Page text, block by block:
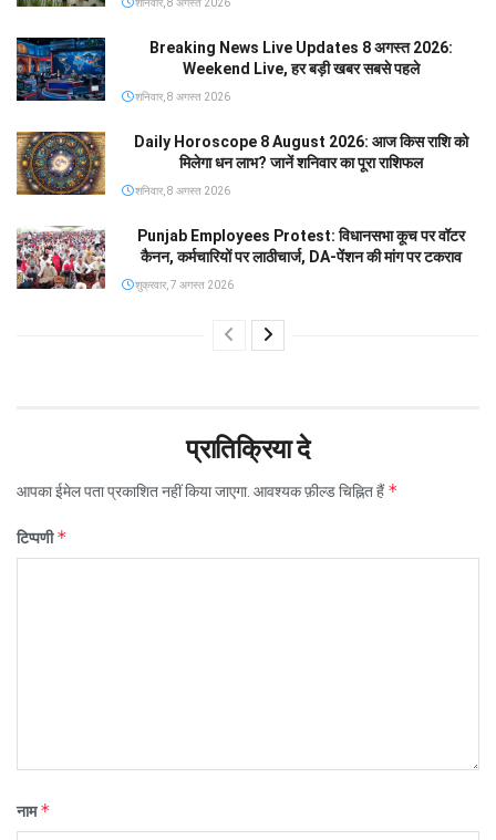
शनिवार, 8 अगस्त 2026
Breaking News Live Updates 8 अगस्त 2026:
Weekend Live, हर बड़ी खबर सबसे पहले
शनिवार, 8 अगस्त 2026
Daily Horoscope 8 August 2026: आज किस राशि को
मिलेगा धन लाभ? जानें शनिवार का पूरा राशिफल
शनिवार, 8 अगस्त 2026
Punjab Employees Protest: विधानसभा कूच पर वॉटर
कैनन, कर्मचारियों पर लाठीचार्ज, DA-पेंशन की मांग पर टकराव
शुक्रवार, 7 अगस्त 2026
प्रातिक्रिया दे
आपका ईमेल पता प्रकाशित नहीं किया जाएगा. आवश्यक फ़ील्ड चिह्नित हैं*
टिप्पणी*
नाम*